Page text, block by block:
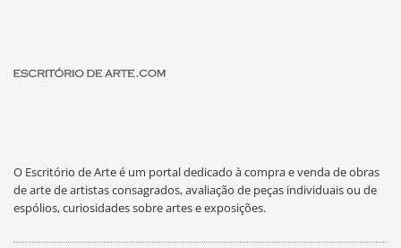
O Escritório de Arte é um portal dedicado à compra e venda de obras
de arte de artistas consagrados, avaliação de peças individuais ou de
espólios, curiosidades sobre artes e exposições.